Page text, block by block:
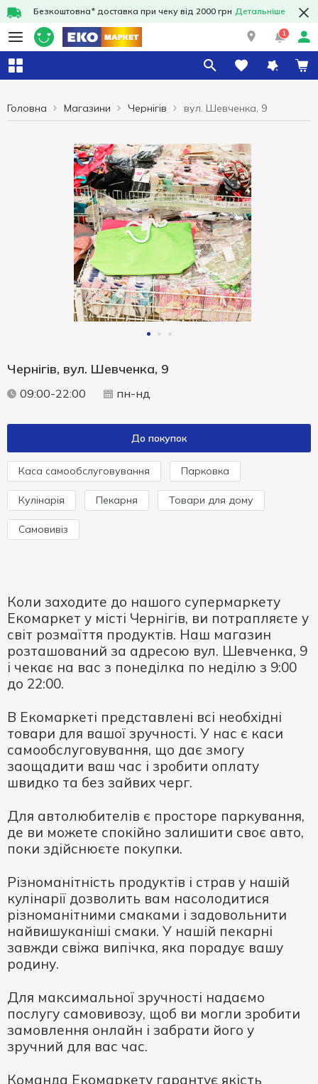
Безкоштовна* доставка при чеку від 2000 грн Детальніше
1
Головна Магазини Чернігів вул. Шевченка, 9
Чернігів, вул. Шевченка, 9
09:00-22:00 пн-нд
До покупок
Каса самообслуговування Парковка
Кулінарія Пекарня Товари для дому
Самовивіз
Коли заходите до нашого супермаркету
Екомаркет у місті Чернігів, ви потрапляєте у
світ розмаїття продуктів. Наш магазин
розташований за адресою вул. Шевченка, 9
і чекає на вас з понеділка по неділю з 9:00
до 22:00.
В Екомаркеті представлені всі необхідні
товари для вашої зручності. У нас є каси
самообслуговування, що дає змогу
заощадити ваш час і зробити оплату
швидко та без зайвих черг.
Для автолюбителів є просторе паркування,
де ви можете спокійно залишити своє авто,
поки здійснюєте покупки.
Різноманітність продуктів і страв у нашій
кулінарії дозволить вам насолодитися
різноманітними смаками і задовольнити
найвишуканіші смаки. У нашій пекарні
завжди свіжа випічка, яка порадує вашу
родину.
Для максимальної зручності надаємо
послугу самовивозу, щоб ви могли зробити
замовлення онлайн і забрати його у
зручний для вас час.
Команда Екомаркету гарантує якість